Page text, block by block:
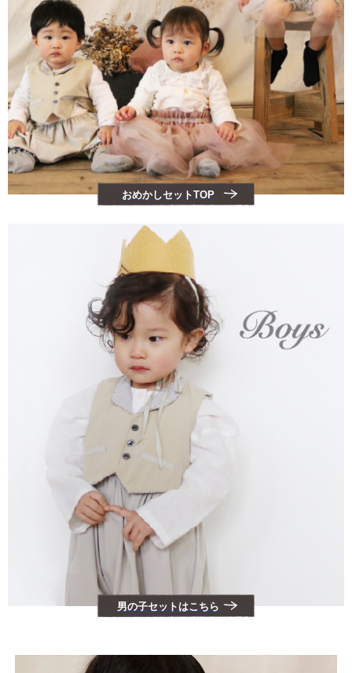
おめかしセットTOP
男の子セットはこちら